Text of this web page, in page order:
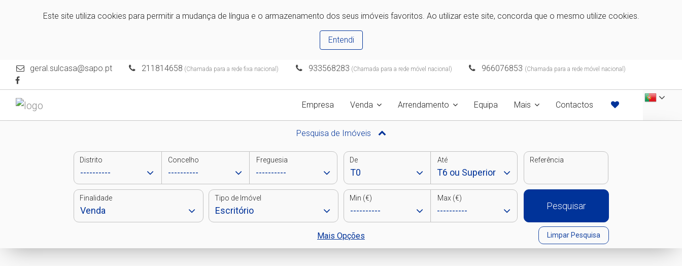
Este site utiliza cookies para permitir a mudança de língua e o armazenamento dos seus imóveis favoritos. Ao utilizar este site, concorda que o mesmo utilize cookies.
Entendi
geral.sulcasa@sapo.pt 211814658 (Chamada para a rede fixa nacional) 933568283 (Chamada para a rede móvel nacional) 966076853 (Chamada para a rede móvel nacional)
Empresa Venda Arrendamento Equipa Mais Contactos
Pesquisa de Imóveis
Distrito Concelho Freguesia De Até Referência
Finalidade Tipo de Imóvel Min (€) Max (€)
Pesquisar
Mais Opções Limpar Pesquisa